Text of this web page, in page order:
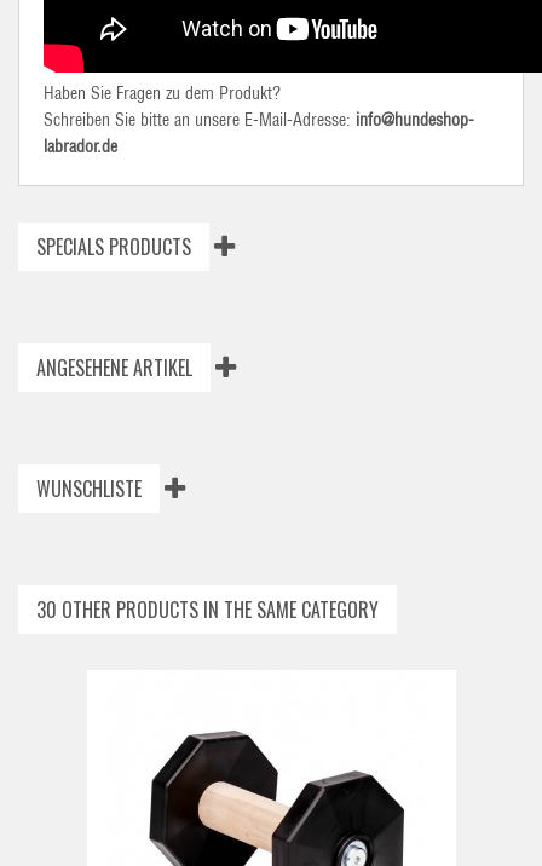
Haben Sie Fragen zu dem Produkt?
Schreiben Sie bitte an unsere E-Mail-Adresse: info@hundeshop-
labrador.de
SPECIALS PRODUCTS
ANGESEHENE ARTIKEL
WUNSCHLISTE
30 OTHER PRODUCTS IN THE SAME CATEGORY